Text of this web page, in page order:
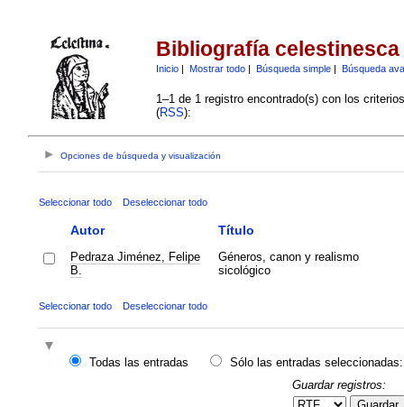
Bibliografía celestinesca
Inicio| Mostrar todo| Búsqueda simple| Búsqueda
1–1 de 1 registro encontrado(s) con los
(RSS):
Opciones de búsqueda y visualización
Seleccionar todo Deseleccionar todo
Autor Título
Pedraza Jiménez, Felipe
B.
Géneros, canon y realismo
sicológico
Seleccionar todo Deseleccionar todo
Todas las entradas
Sólo las entradas seleccionadas:
Guardar registros: